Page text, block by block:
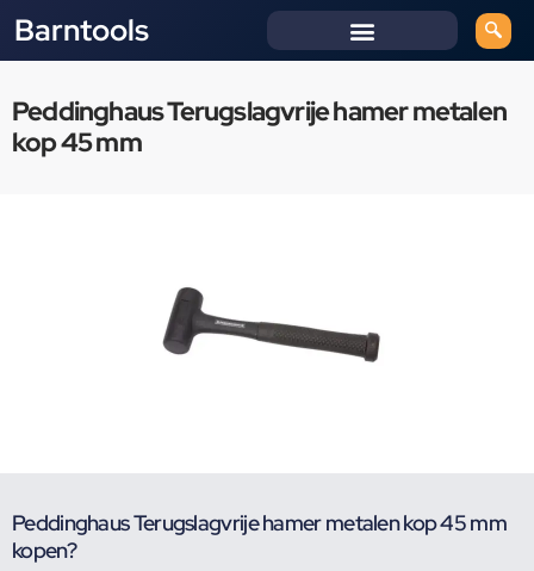
Barntools
Peddinghaus Terugslagvrije hamer metalen
kop 45 mm
Peddinghaus Terugslagvrije hamer metalen kop 45 mm
kopen?